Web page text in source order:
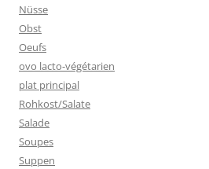
Nüsse
Obst
Oeufs
ovo lacto-végétarien
plat principal
Rohkost/Salate
Salade
Soupes
Suppen